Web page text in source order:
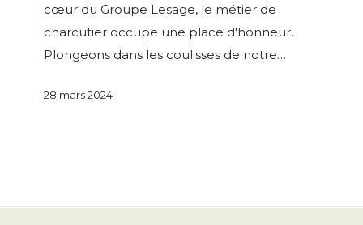
cœur du Groupe Lesage, le métier de
charcutier occupe une place d'honneur.
Plongeons dans les coulisses de notre…
28 mars 2024